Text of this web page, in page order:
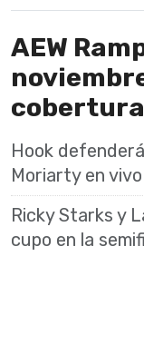
AEW
Hook
Moriarty en
Ricky Starks y
cupo en la